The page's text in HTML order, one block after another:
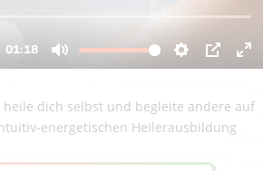
heile dich selbst und begleite andere auf
energetischen Heilerausbildung